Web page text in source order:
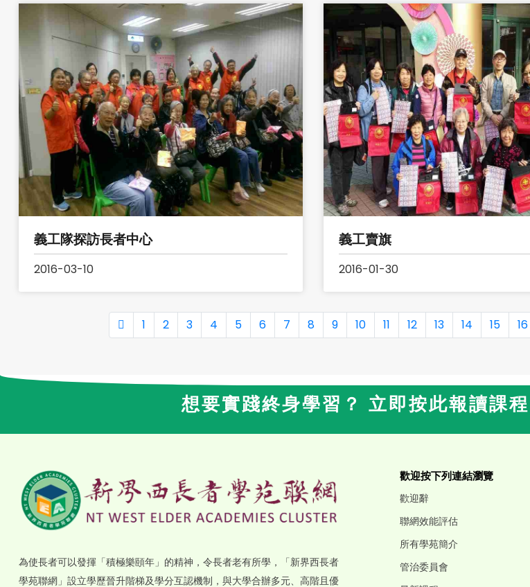
義工隊探訪長者中心
2016-03-10
義工賣旗
2016-01-30
1 2 3 4 5 6 7 8 9 10 11 12 13 14 15 16
想要實踐終身學習？ 立即按此報讀課
為使長者可以發揮「積極樂頤年」的精神，令長者老有所學，「新界西長者
學苑聯網」設立學歷晉升階梯及學分互認機制，與大學合辦多元、高階且優
歡迎按下列連結瀏覽
歡迎辭
聯網效能評估
所有學苑簡介
管治委員會